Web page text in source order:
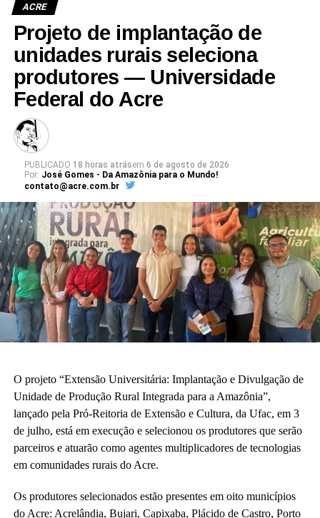
Leia Mais: UFAC
ACRE
Projeto de implantação de
unidades rurais seleciona
produtores — Universidade
Federal do Acre
PUBLICADO 18 horas atrásem 6 de agosto de 2026
Por: José Gomes - Da Amazônia para o Mundo!
contato@acre.com.br
O projeto “Extensão Universitária: Implantação e Divulgação de
Unidade de Produção Rural Integrada para a Amazônia”,
lançado pela Pró-Reitoria de Extensão e Cultura, da Ufac, em 3
de julho, está em execução e selecionou os produtores que serão
parceiros e atuarão como agentes multiplicadores de tecnologias
em comunidades rurais do Acre.
Os produtores selecionados estão presentes em oito municípios
do Acre: Acrelândia, Bujari, Capixaba, Plácido de Castro, Porto